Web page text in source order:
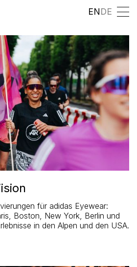
ENDE
für adidas Eyewear:
Boston, New York, Berlin und
in den Alpen und den USA.